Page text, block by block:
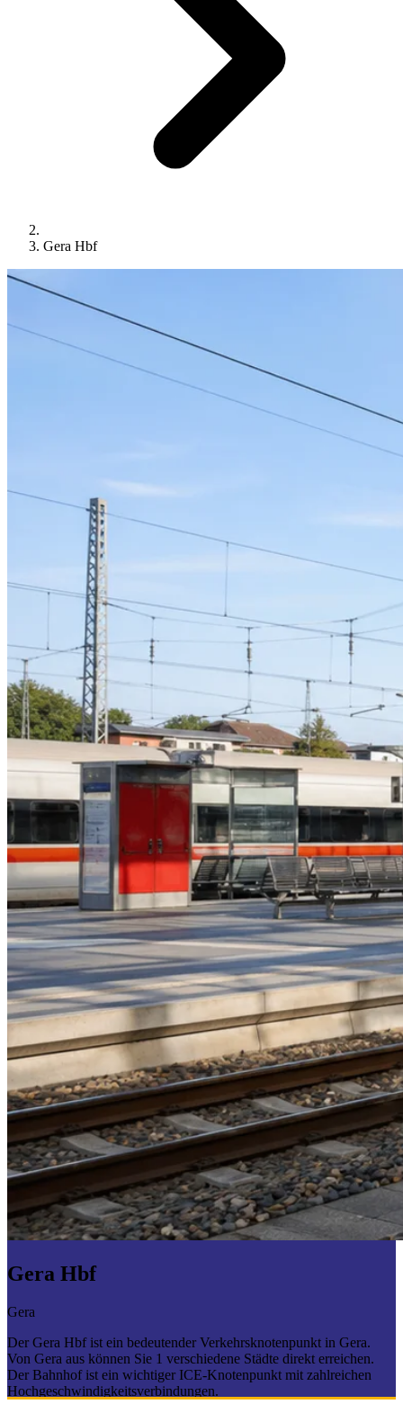
Gera Hbf
Gera Hbf
Gera
Der Gera Hbf ist ein bedeutender Verkehrsknotenpunkt in Gera.
Von Gera aus können Sie 1 verschiedene Städte direkt erreichen.
Der Bahnhof ist ein wichtiger ICE-Knotenpunkt mit zahlreichen
Hochgeschwindigkeitsverbindungen.